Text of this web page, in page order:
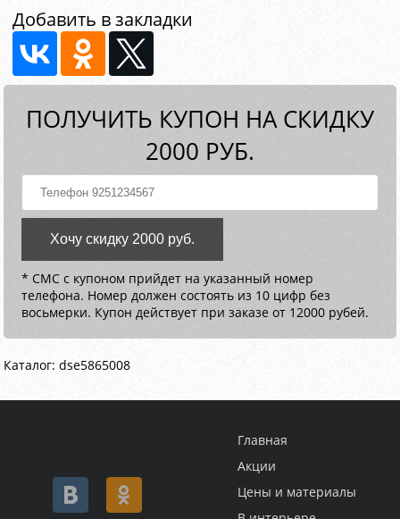
Добавить в закладки
ПОЛУЧИТЬ КУПОН НА СКИДКУ
2000 РУБ.
Хочу скидку 2000 руб.
* СМС с купоном прийдет на указанный номер
телефона. Номер должен состоять из 10 цифр без
восьмерки. Купон действует при заказе от 12000 рубей.
Каталог: dse5865008
Главная
Акции
Цены и материалы